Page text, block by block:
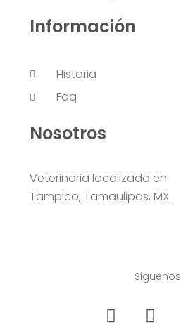
Información
Historia
Faq
Nosotros
Veterinaria localizada en
Tampico, Tamaulipas, MX.
Siguenos